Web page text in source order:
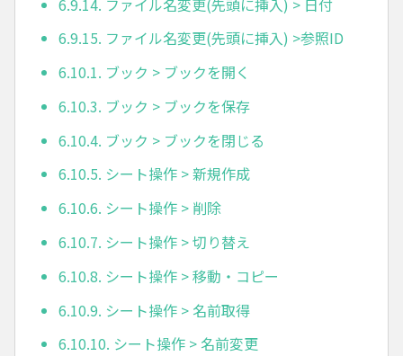
6.9.15. ファイル名変更(先頭に挿入) >参照ID
6.10.1. ブック > ブックを開く
6.10.3. ブック > ブックを保存
6.10.4. ブック > ブックを閉じる
6.10.5. シート操作 > 新規作成
6.10.6. シート操作 > 削除
6.10.7. シート操作 > 切り替え
6.10.8. シート操作 > 移動・コピー
6.10.9. シート操作 > 名前取得
6.10.10. シート操作 > 名前変更